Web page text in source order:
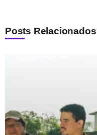
Posts Relacionados